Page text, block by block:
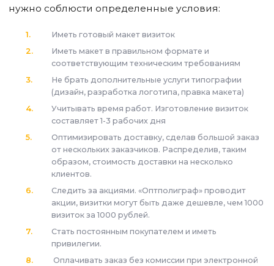
нужно соблюсти определенные условия:
Иметь готовый макет визиток
Иметь макет в правильном формате и
соответствующим техническим требованиям
Не брать дополнительные услуги типографии
(дизайн, разработка логотипа, правка макета)
Учитывать время работ. Изготовление визиток
составляет 1-3 рабочих дня
Оптимизировать доставку, сделав большой заказ
от нескольких заказчиков. Распределив, таким
образом, стоимость доставки на несколько
клиентов.
Следить за акциями. «Оптполиграф» проводит
акции, визитки могут быть даже дешевле, чем 1000
визиток за 1000 рублей.
Стать постоянным покупателем и иметь
привилегии.
Оплачивать заказ без комиссии при электронной